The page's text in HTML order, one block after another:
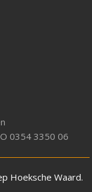
0354 3350 06
Hoeksche Waard.